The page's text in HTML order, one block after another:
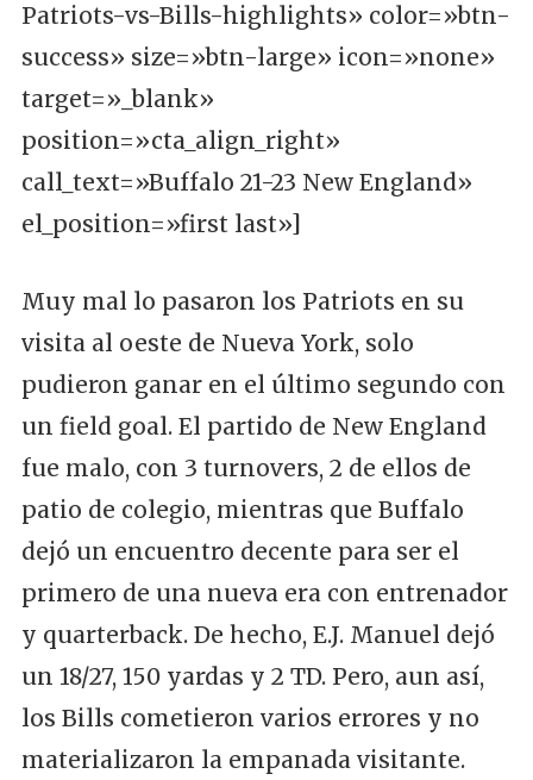
Patriots-vs-Bills-highlights» color=»btn-
success» size=»btn-large» icon=»none»
target=»_blank»
position=»cta_align_right»
call_text=»Buffalo 21-23 New England»
el_position=»first last»]
Muy mal lo pasaron los Patriots en su
visita al oeste de Nueva York, solo
pudieron ganar en el último segundo con
un field goal. El partido de New England
fue malo, con 3 turnovers, 2 de ellos de
patio de colegio, mientras que Buffalo
dejó un encuentro decente para ser el
primero de una nueva era con entrenador
y quarterback. De hecho, E.J. Manuel dejó
un 18/27, 150 yardas y 2 TD. Pero, aun así,
los Bills cometieron varios errores y no
materializaron la empanada visitante.